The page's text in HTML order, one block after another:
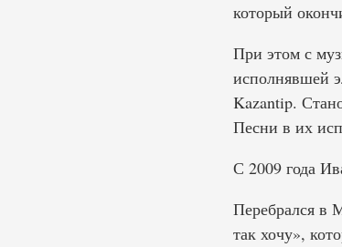
который
При этом с
исполнявшей
Kazantip.
Песни в их
С 2009 года
Перебрался в
так хочу»,